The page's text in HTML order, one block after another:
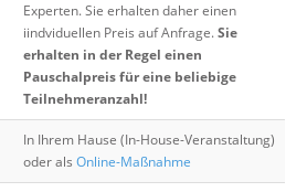
Experten. Sie erhalten daher einen
iindviduellen Preis auf Anfrage.Sie
erhalten in der Regel einen
Pauschalpreis für eine beliebige
Teilnehmeranzahl!
In Ihrem Hause (In-House-Veranstaltung)
oder als Online-Maßnahme